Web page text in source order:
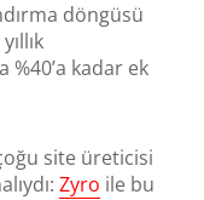
döngüsü
%40’a kadar ek
site üreticisi
Zyro ile bu